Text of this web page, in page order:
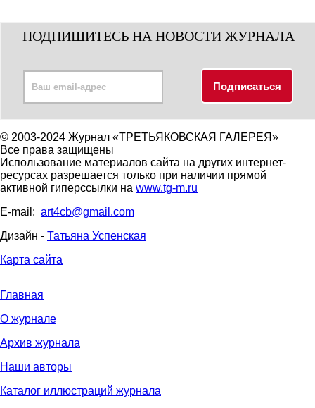
ПОДПИШИТЕСЬ НА НОВОСТИ ЖУРНАЛА
© 2003-2024 Журнал «ТРЕТЬЯКОВСКАЯ ГАЛЕРЕЯ»
Все права защищены
Использование материалов сайта на других интернет-
ресурсах разрешается только при наличии прямой
активной гиперссылки на www.tg-m.ru
E-mail: art4cb@gmail.com
Дизайн - Татьяна Успенская
Карта сайта
Главная
О журнале
Архив журнала
Наши авторы
Каталог иллюстраций журнала